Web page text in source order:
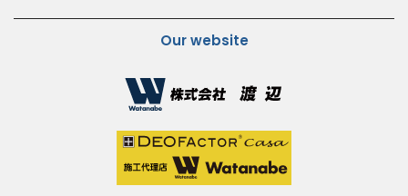
Our website